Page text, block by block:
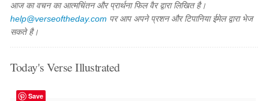
आज का वचन का आत्मचिंतन और प्रार्थना फिल वैर द्वारा लिखित है।
help@verseoftheday.com पर आप अपने प्रशन और टिपानिया ईमेल द्वारा भेज
सकते है।
Today's Verse Illustrated
Save